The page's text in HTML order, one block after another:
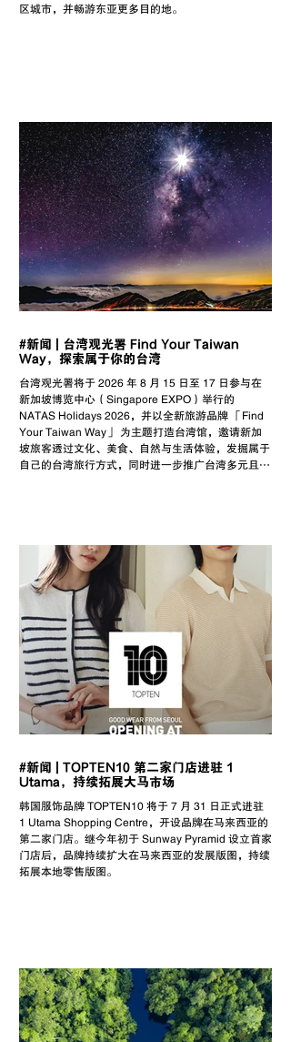
区城市，并畅游东亚更多目的地。
#新闻 | 台湾观光署 Find Your Taiwan
Way，探索属于你的台湾
台湾观光署将于 2026 年 8 月 15 日至 17 日参与在
新加坡博览中心（Singapore EXPO）举行的
NATAS Holidays 2026，并以全新旅游品牌 「Find
Your Taiwan Way」 为主题打造台湾馆，邀请新加
坡旅客透过文化、美食、自然与生活体验，发掘属于
自己的台湾旅行方式，同时进一步推广台湾多元且丰
#新闻 | TOPTEN10 第二家门店进驻 1
Utama，持续拓展大马市场
韩国服饰品牌 TOPTEN10 将于 7 月 31 日正式进驻
1 Utama Shopping Centre，开设品牌在马来西亚的
第二家门店。继今年初于 Sunway Pyramid 设立首家
门店后，品牌持续扩大在马来西亚的发展版图，持续
拓展本地零售版图。